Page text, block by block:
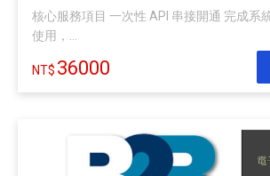
核心服務項目 一次性 API 串接開通 完成系
使用，...
36000